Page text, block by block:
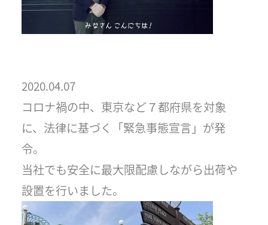
2020.04.07
コロナ禍の中、東京など７都府県を対象
に、法律に基づく「緊急事態宣言」が発
令。
当社でも安全に最大限配慮しながら出荷や
設置を行いました。